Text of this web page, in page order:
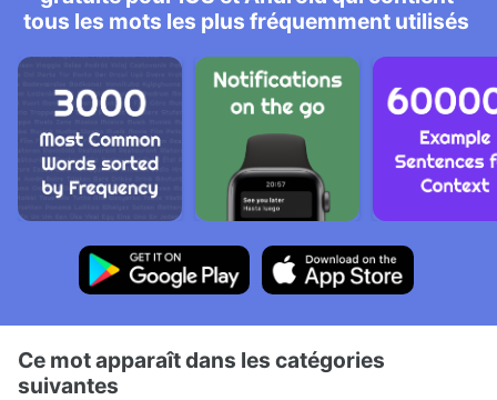
tous les mots les plus fréquemment utilisés
Ce mot apparaît dans les catégories
suivantes